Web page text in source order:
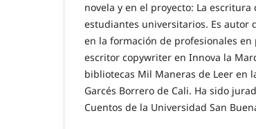
novela y en el proyecto: La
estudiantes universitarios. Es
en la formación de profesionales
escritor copywriter en Innova la
bibliotecas Mil Maneras de Leer en
Garcés Borrero de Cali. Ha sido
Cuentos de la Universidad San